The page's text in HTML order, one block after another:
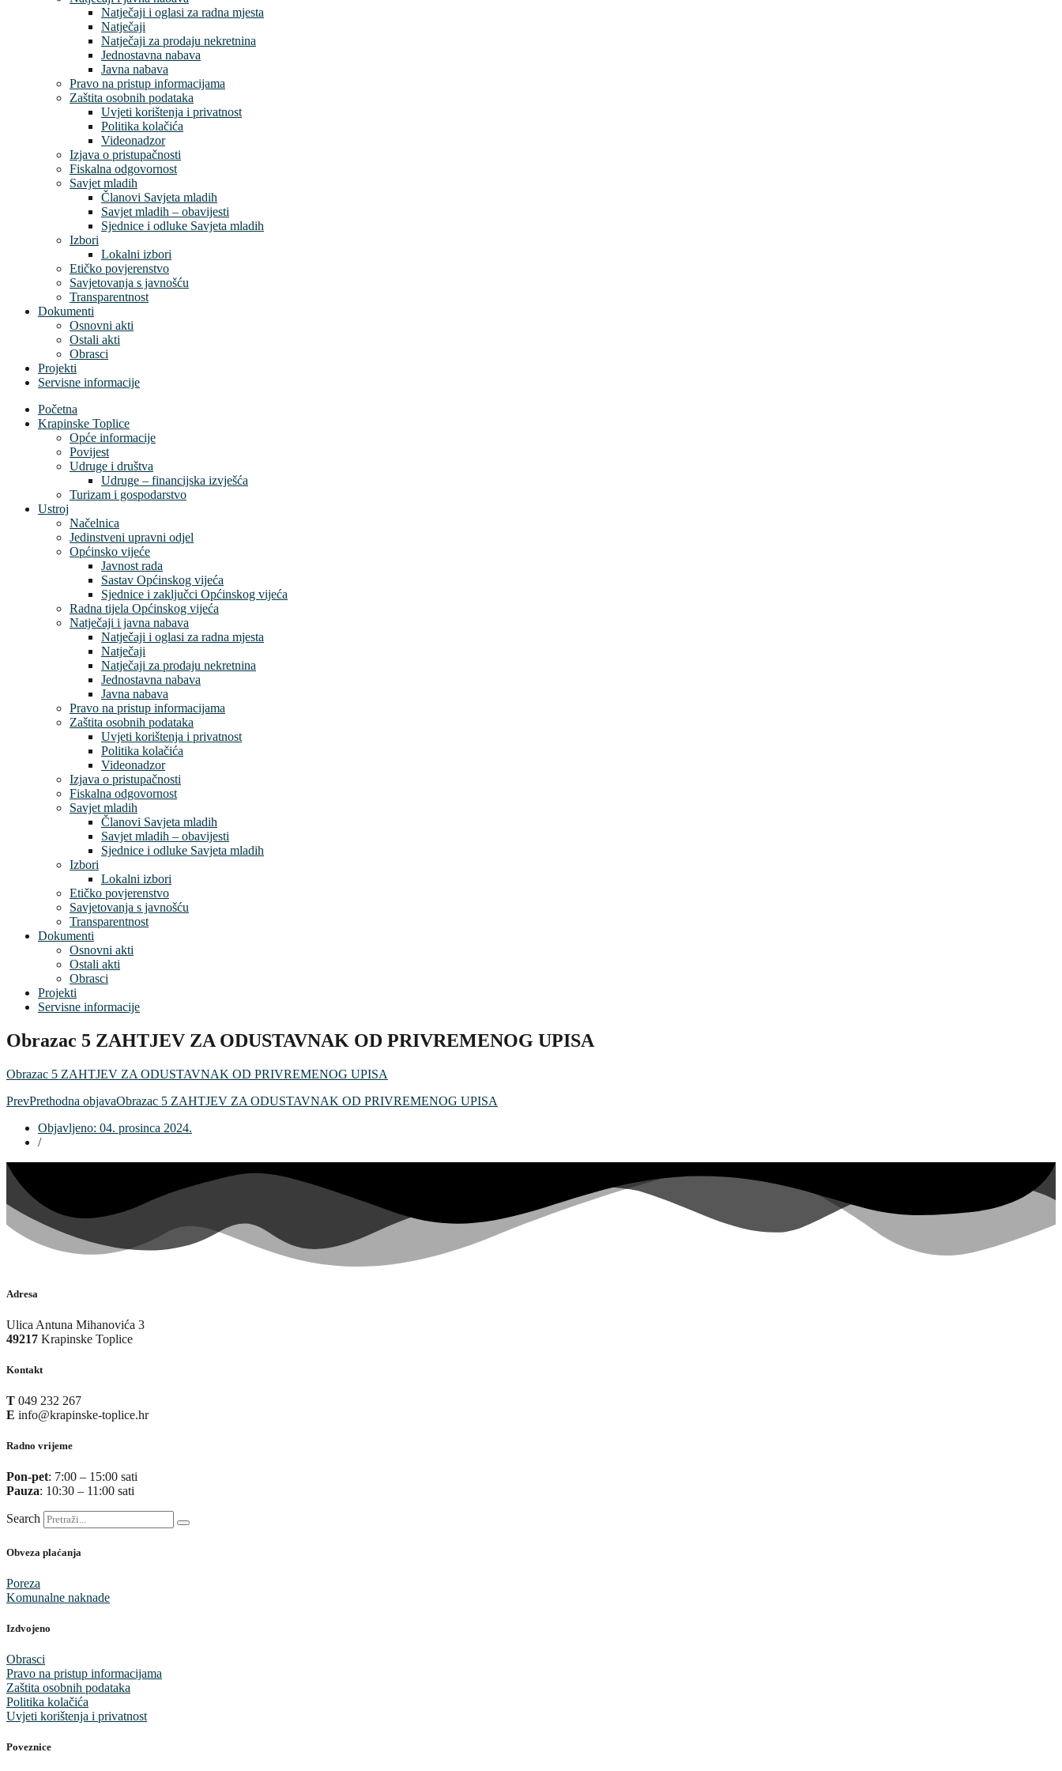
Natječaji i oglasi za radna mjesta
Natječaji
Natječaji za prodaju nekretnina
Jednostavna nabava
Javna nabava
Pravo na pristup informacijama
Zaštita osobnih podataka
Uvjeti korištenja i privatnost
Politika kolačića
Videonadzor
Izjava o pristupačnosti
Fiskalna odgovornost
Savjet mladih
Članovi Savjeta mladih
Savjet mladih – obavijesti
Sjednice i odluke Savjeta mladih
Izbori
Lokalni izbori
Etičko povjerenstvo
Savjetovanja s javnošću
Transparentnost
Dokumenti
Osnovni akti
Ostali akti
Obrasci
Projekti
Servisne informacije
Početna
Krapinske Toplice
Opće informacije
Povijest
Udruge i društva
Udruge – financijska izvješća
Turizam i gospodarstvo
Ustroj
Načelnica
Jedinstveni upravni odjel
Općinsko vijeće
Javnost rada
Sastav Općinskog vijeća
Sjednice i zaključci Općinskog vijeća
Radna tijela Općinskog vijeća
Natječaji i javna nabava
Natječaji i oglasi za radna mjesta
Natječaji
Natječaji za prodaju nekretnina
Jednostavna nabava
Javna nabava
Pravo na pristup informacijama
Zaštita osobnih podataka
Uvjeti korištenja i privatnost
Politika kolačića
Videonadzor
Izjava o pristupačnosti
Fiskalna odgovornost
Savjet mladih
Članovi Savjeta mladih
Savjet mladih – obavijesti
Sjednice i odluke Savjeta mladih
Izbori
Lokalni izbori
Etičko povjerenstvo
Savjetovanja s javnošću
Transparentnost
Dokumenti
Osnovni akti
Ostali akti
Obrasci
Projekti
Servisne informacije
Obrazac 5 ZAHTJEV ZA ODUSTAVNAK OD PRIVREMENOG UPISA
Obrazac 5 ZAHTJEV ZA ODUSTAVNAK OD PRIVREMENOG UPISA
PrevPrethodna objavaObrazac 5 ZAHTJEV ZA ODUSTAVNAK OD PRIVREMENOG UPISA
Objavljeno: 04. prosinca 2024.
/
Adresa
Ulica Antuna Mihanovića 3
49217 Krapinske Toplice
Kontakt
T 049 232 267
E info@krapinske-toplice.hr
Radno vrijeme
Pon-pet: 7:00 – 15:00 sati
Pauza: 10:30 – 11:00 sati
Search
Obveza plaćanja
Poreza
Komunalne naknade
Izdvojeno
Obrasci
Pravo na pristup informacijama
Zaštita osobnih podataka
Politika kolačića
Uvjeti korištenja i privatnost
Poveznice